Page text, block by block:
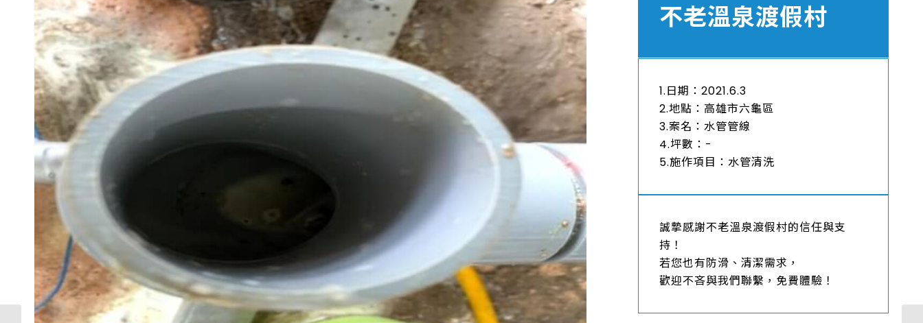
不老溫泉渡假村
1.日期：2021.6.3
2.地點：高雄市六龜區
3.案名：水管管線
4.坪數：-
5.施作項目：水管清洗
誠摯感謝不老溫泉渡假村的信任與支
持！
若您也有防滑、清潔需求，
歡迎不吝與我們聯繫，免費體驗！